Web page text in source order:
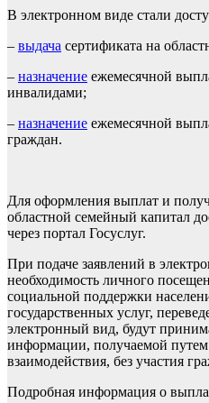
В электронном виде стали
– выдача сертификата на
– назначение ежемесячной
инвалидами;
– назначение ежемесячной
граждан.
Для оформления выплат и
областной семейный капитал
через портал Госуслуг.
При подаче заявлений в
необходимость личного
социальной поддержки
государственных услуг,
электронный вид, будут
информации, получаемой
взаимодействия, без участия
Подробная информация о